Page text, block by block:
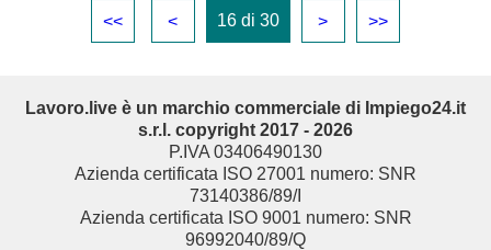
<< < 16 di 30 > >>
Lavoro.live è un marchio commerciale di Impiego24.it
s.r.l. copyright 2017 - 2026
P.IVA 03406490130
Azienda certificata ISO 27001 numero: SNR
73140386/89/I
Azienda certificata ISO 9001 numero: SNR
96992040/89/Q